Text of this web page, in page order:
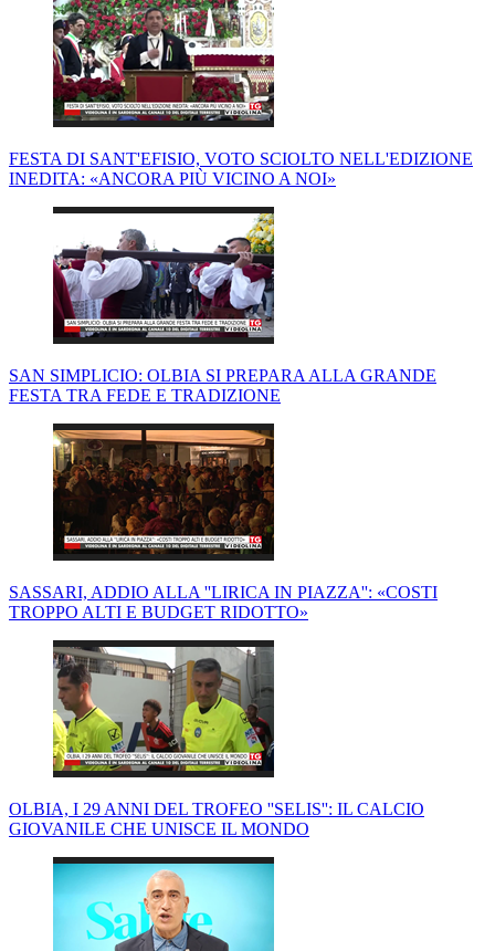
FESTA DI SANT'EFISIO, VOTO SCIOLTO NELL'EDIZIONE
INEDITA: «ANCORA PIÙ VICINO A NOI»
SAN SIMPLICIO: OLBIA SI PREPARA ALLA GRANDE
FESTA TRA FEDE E TRADIZIONE
SASSARI, ADDIO ALLA ''LIRICA IN PIAZZA'': «COSTI
TROPPO ALTI E BUDGET RIDOTTO»
OLBIA, I 29 ANNI DEL TROFEO ''SELIS'': IL CALCIO
GIOVANILE CHE UNISCE IL MONDO